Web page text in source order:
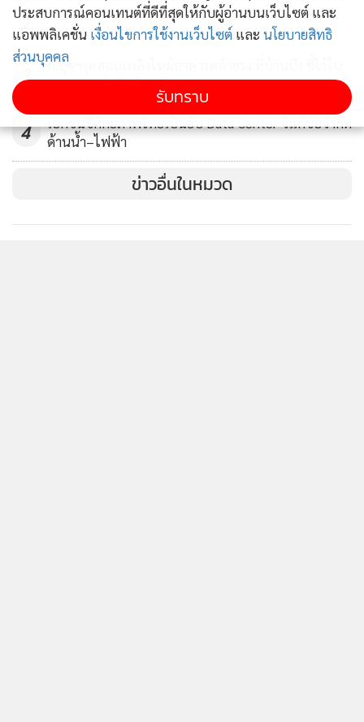
2
3
ก.อุตฯรุดสอบเพลิงไหม้อาคารคล้ายรง.ที่บ้านบึง ชี้ไร้ใบ
อนุญาตฯส่อดำเนินคดี
4
เอกชนชี้ศักยภาพไทยเป็นฮับ Data Center จี้แก้ข้อจำกัด
ด้านน้ำ–ไฟฟ้า
ข่าวอื่นในหมวด
ประสบการณ์คอนเทนต์ที่ดีที่สุดให้กับผู้อ่านบนเว็บไซต์ และ
แอพพลิเคชั่น เงื่อนไขการใช้งานเว็บไซต์ และ นโยบายสิทธิ
ส่วนบุคคล
รับทราบ